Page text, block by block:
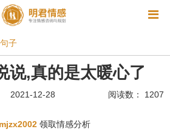
恋爱技巧 挽回爱情
星座情感 离婚 心情
分娩
子
说,真的是太暖心了
2021-12-28 阅读数： 1207
mjzx2002 领取情感分析